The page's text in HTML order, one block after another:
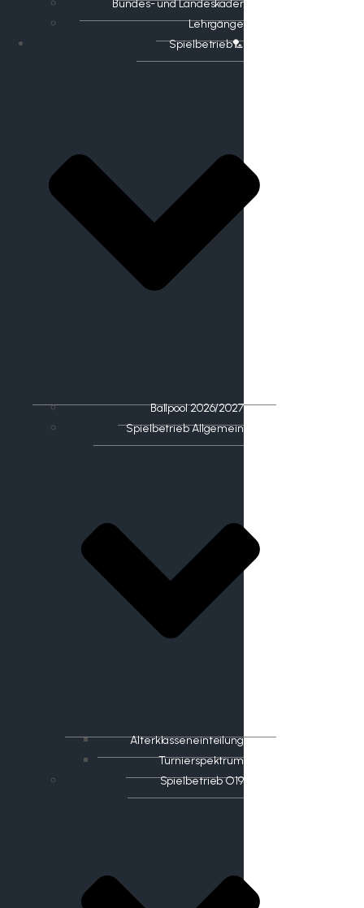
Bundes- und Landeskader
Lehrgänge
Spielbetrieb🏸
Ballpool 2026/2027
Spielbetrieb Allgemein
Alterklasseneinteilung
Turnierspektrum
Spielbetrieb O19